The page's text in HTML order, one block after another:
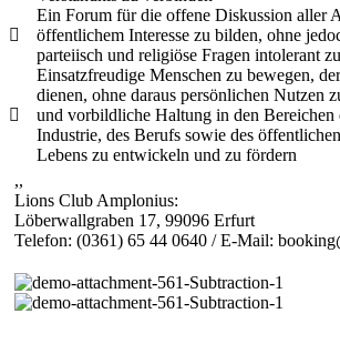
Ein Forum für die offene Diskussion aller
öffentlichem Interesse zu bilden, ohne
parteiisch und religiöse Fragen intolerant
Einsatzfreudige Menschen zu bewegen,
dienen, ohne daraus persönlichen Nutzen
und vorbildliche Haltung in den Bereichen
Industrie, des Berufs sowie des
Lebens zu entwickeln und zu fördern
,,
Lions Club Amplonius:
Löberwallgraben 17, 99096 Erfurt
Telefon: (0361) 65 44 0640 / E-Mail: